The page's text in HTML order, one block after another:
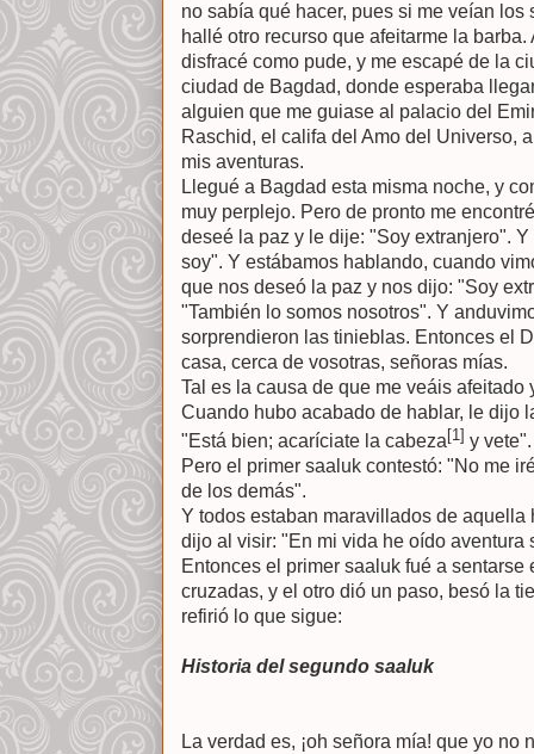
no sabía qué hacer, pues si me veían
hallé otro recurso que afeitarme la
disfracé como pude, y me escapé de la
ciudad de Bagdad, donde esperaba
alguien que me guiase al palacio del
Raschid, el califa del Amo del Universo,
mis aventuras.
Llegué a Bagdad esta misma noche, y
muy perplejo. Pero de pronto me
deseé la paz y le dije: "Soy extranjero".
soy". Y estábamos hablando, cuando
que nos deseó la paz y nos dijo: "Soy
"También lo somos nosotros". Y
sorprendieron las tinieblas. Entonces el
casa, cerca de vosotras, señoras mías.
Tal es la causa de que me veáis afeitado
Cuando hubo acabado de hablar, le dijo
"Está bien; acaríciate la cabeza [1] y vete".
Pero el primer saaluk contestó: "No me
de los demás".
Y todos estaban maravillados de
dijo al visir: "En mi vida he oído aventura
Entonces el primer saaluk fué a
cruzadas, y el otro dió un paso, besó la
refirió lo que sigue:
Historia del segundo saaluk
La verdad es, ¡oh señora mía! que yo no